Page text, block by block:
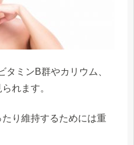
タミンB群やカリウム、
れます。
り維持するためには重